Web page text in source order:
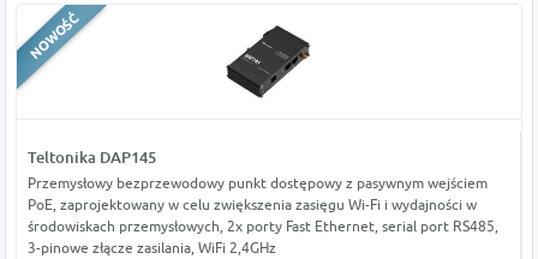
Teltonika DAP145
Przemysłowy bezprzewodowy punkt dostępowy z pasywnym wejściem
PoE, zaprojektowany w celu zwiększenia zasięgu Wi-Fi i wydajności w
środowiskach przemysłowych, 2x porty Fast Ethernet, serial port RS485,
3-pinowe złącze zasilania, WiFi 2,4GHz